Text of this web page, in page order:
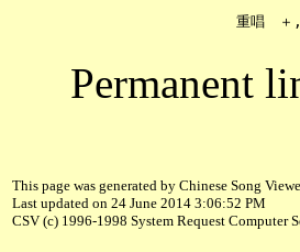
Permanent
This page was generated by Chinese Song
Last updated on 24 June 2014 3:06:52 PM
CSV (c) 1996-1998 System Request Computer